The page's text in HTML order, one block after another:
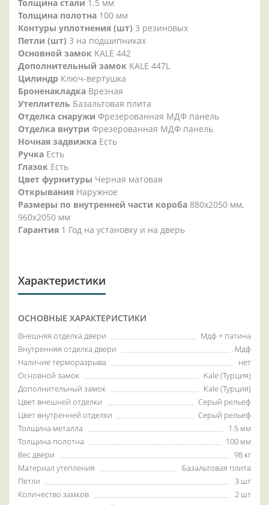
Толщина стали 1.5 мм
Толщина полотна 100 мм
Контуры уплотнения (шт) 3 резиновых
Петли (шт) 3 на подшипниках
Основной замок KALE 442
Дополнительный замок KALE 447L
Цилиндр Ключ-вертушка
Броненакладка Врезная
Утеплитель Базальтовая плита
Отделка снаружи Фрезерованная МДФ панель
Отделка внутри Фрезерованная МДФ панель
Ночная задвижка Есть
Ручка Есть
Глазок Есть
Цвет фурнитуры Черная матовая
Открывания Наружное
Размеры по внутренней части короба 880х2050 мм,
960х2050 мм
Гарантия 1 Год на установку и на дверь
Характеристики
ОСНОВНЫЕ ХАРАКТЕРИСТИКИ
Внешняя отделка двери
Мдф + патина
Внутренняя отделка двери
Мдф
Наличие терморазрыва
нет
Основной замок
Kale (Турция)
Дополнительный замок
Kale (Турция)
Цвет внешней отделки
Серый рельеф
Цвет внутренней отделки
Серый рельеф
Толщина металла
1.5 мм
Толщина полотна
100 мм
Вес двери
98 кг
Материал утепления
Базальтовая плита
Петли
3 шт
Количество замков
2 шт